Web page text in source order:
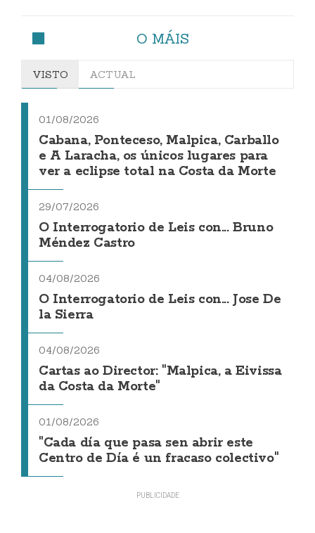
O MÁIS
VISTO ACTUAL
01/08/2026
Cabana, Ponteceso, Malpica, Carballo
e A Laracha, os únicos lugares para
ver a eclipse total na Costa da Morte
29/07/2026
O Interrogatorio de Leis con... Bruno
Méndez Castro
04/08/2026
O Interrogatorio de Leis con... Jose De
la Sierra
04/08/2026
Cartas ao Director: "Malpica, a Eivissa
da Costa da Morte"
01/08/2026
"Cada día que pasa sen abrir este
Centro de Día é un fracaso colectivo"